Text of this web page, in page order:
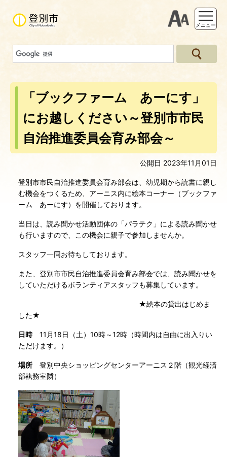
支援ツー
メニュー
「ブックファーム あーにす」
にお越しください～登別市市民
自治推進委員会育み部会～
公開日 2023年11月01日
登別市市民自治推進委員会育み部会は、幼児期から読書に親し
む機会をつくるため、アーニス内に絵本コーナー（ブックファ
ーム あーにす）を開催しております。
当日は、読み聞かせ活動団体の「パラテク」による読み聞かせ
も行いますので、この機会に親子で参加しませんか。
スタッフ一同お待ちしております。
また、登別市市民自治推進委員会育み部会では、読み聞かせを
していただけるボランティアスタッフも募集しています。
★絵本の貸出はじめま
した★
日時11月18日（土）10時～12時（時間内は自由に出入りい
ただけます。）
場所 登別中央ショッピングセンターアーニス２階（観光経済
部執務室隣）